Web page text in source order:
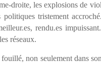
droite, les explosions de
politiques tristement
rendu.es
réseaux.
fouillé, non seulement dans